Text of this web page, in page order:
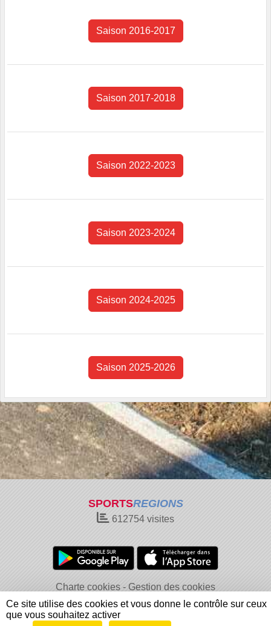
Saison 2016-2017
Saison 2017-2018
Saison 2022-2023
Saison 2023-2024
Saison 2024-2025
Saison 2025-2026
SPORTSREGIONS
612754 visites
Charte cookies
Gestion des cookies
Informations légales
Signaler un contenu inapproprié
Ce site utilise des cookies et vous donne le contrôle sur ceux
que vous souhaitez activer